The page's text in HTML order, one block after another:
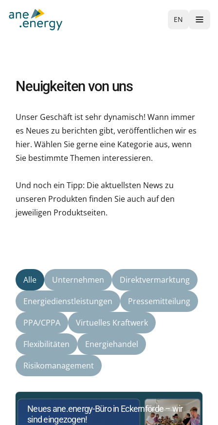
EN
Neuigkeiten von uns
Unser Geschäft ist sehr dynamisch! Wann immer
es Neues zu berichten gibt, veröffentlichen wir es
hier. Wählen Sie gerne eine Kategorie aus, wenn
Sie bestimmte Themen interessieren.
Und noch ein Tipp: Die aktuellsten News zu
unseren Produkten finden Sie auch auf den
jeweiligen Produktseiten.
Alle Unternehmen
Direktvermarktung
Energiedienstleistungen
Pressemitteilung
PPA/CPPA
Virtuelles Kraftwerk
Flexibilitäten
Energiehandel
Risikomanagement
Neues ane.energy-Büro in Eckernförde – wir
sind eingezogen!